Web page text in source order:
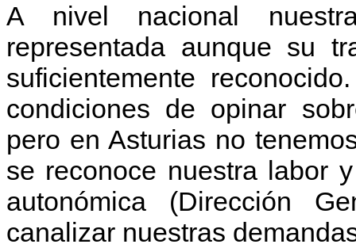
A nivel nacional
representada aunque su
suficientemente
condiciones de opinar
pero en Asturias no
se reconoce nuestra labor
autonómica (Dirección
canalizar nuestras